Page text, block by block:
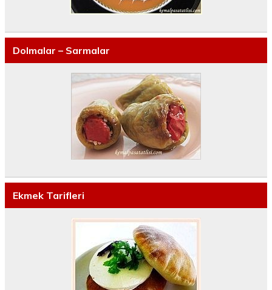
Dolmalar – Sarmalar
Ekmek Tarifleri